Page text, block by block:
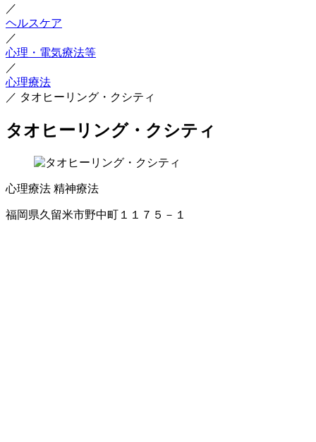
／
ヘルスケア
／
心理・電気療法等
／
心理療法
／ タオヒーリング・クシティ
タオヒーリング・クシティ
心理療法 精神療法
福岡県久留米市野中町１１７５－１